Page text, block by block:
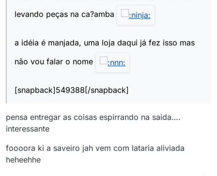
levando peças na ca?amba
a idéia é manjada, uma loja daqui já fez isso mas
não vou falar o nome
[snapback]549388[/snapback]
pensa entregar as coisas espirrando na saida….
interessante
foooora ki a saveiro jah vem com lataria aliviada
heheehhe